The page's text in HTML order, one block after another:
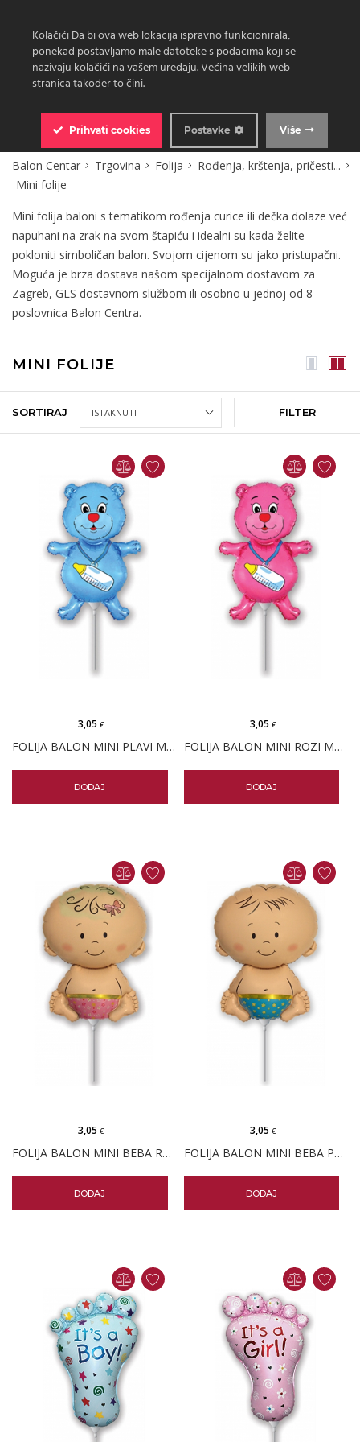
Balon Centar Trgovina Folija
Rođenja, krštenja, pričesti...
Mini folije
Mini folija baloni s tematikom rođenja curice ili dečka dolaze već
napuhani na zrak na svom štapiću i idealni su kada želite
pokloniti simboličan balon. Svojom cijenom su jako pristupačni.
Moguća je brza dostava našom specijalnom dostavom za
Zagreb, GLS dostavnom službom ili osobno u jednoj od 8
poslovnica Balon Centra.
MINI FOLIJE
SORTIRAJ FILTER
FOLIJA BALON MINI PLAVI MEDO
3,05€
DODAJ
FOLIJA BALON MINI ROZI MEDO
3,05 €
DODAJ
FOLIJA BALON MINI BEBA ROZA
3,05€
DODAJ
FOLIJA BALON MINI BEBA PLAVA
3,05 €
DODAJ
Kolačići Da bi ova web lokacija ispravno funkcionirala,
ponekad postavljamo male datoteke s podacima koji se
nazivaju kolačići na vašem uređaju. Većina velikih web
stranica također to čini.
Prihvati cookies Više
Postavke